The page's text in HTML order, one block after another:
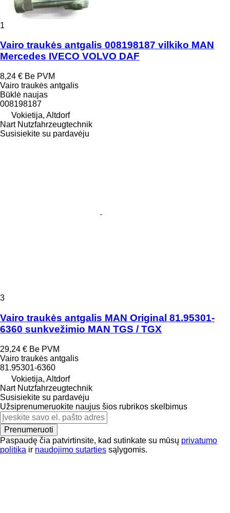
1
Vairo traukės antgalis 008198187 vilkiko MAN
Mercedes IVECO VOLVO DAF
8,24 € Be PVM
Vairo traukės antgalis
Būklė naujas
008198187
Vokietija, Altdorf
Nart Nutzfahrzeugtechnik
Susisiekite su pardavėju
3
Vairo traukės antgalis MAN Original 81.95301-
6360 sunkvežimio MAN TGS / TGX
29,24 € Be PVM
Vairo traukės antgalis
81.95301-6360
Vokietija, Altdorf
Nart Nutzfahrzeugtechnik
Susisiekite su pardavėju
Užsiprenumeruokite naujus šios rubrikos skelbimus
Prenumeruoti
Paspaudę čia patvirtinsite, kad sutinkate su mūsų privatumo
politika ir naudojimo sutarties sąlygomis.